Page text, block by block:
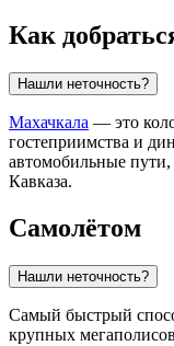
Как
Нашли неточность?
Махачкала — это
гостеприимства и
автомобильные
Кавказа.
Самолётом
Нашли неточность?
Самый быстрый
крупных